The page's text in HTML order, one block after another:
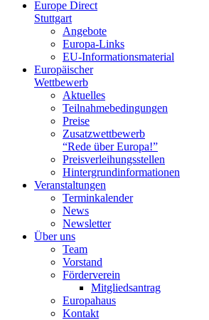
Europe Direct
Stuttgart
Angebote
Europa-Links
EU-Informationsmaterial
Europäischer
Wettbewerb
Aktuelles
Teilnahme­bedingungen
Preise
Zusatzwettbewerb
“Rede über Europa!”
Preisverleihungsstellen
Hintergrundinformationen
Veranstaltungen
Terminkalender
News
Newsletter
Über uns
Team
Vorstand
Förderverein
Mitgliedsantrag
Europahaus
Kontakt